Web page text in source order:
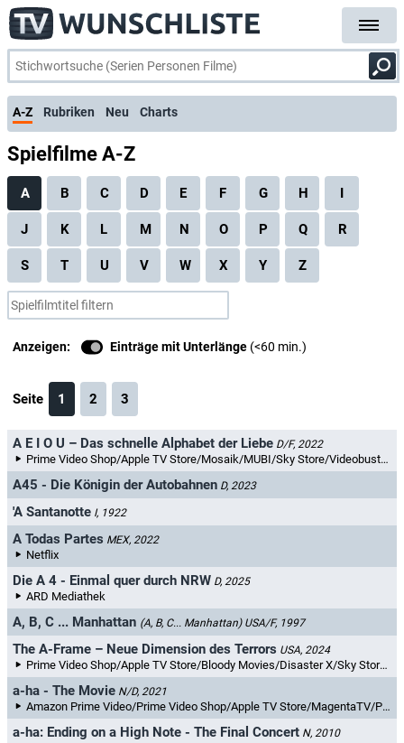
A-Z Rubriken Neu Charts
Spielfilme A-Z
A B C D E F G H I
J K L M N O P Q R
S T U V W X Y Z
Anzeigen: Einträge mit Unterlänge (<60 min.)
Seite 1 2 3
A E I O U – Das schnelle Alphabet der Liebe D/F, 2022
Prime Video Shop/Apple TV Store/Mosaik/MUBI/Sky Store/Videobuster.de/ARD Mediathek/MagentaTV/YouTube Filme & TV/maxdome/Videoload/filmfriend/Rakuten TV
A45 - Die Königin der Autobahnen D, 2023
'A Santanotte I, 1922
A Todas Partes MEX, 2022
Netflix
Die A 4 - Einmal quer durch NRW D, 2025
ARD Mediathek
A, B, C ... Manhattan (A, B, C... Manhattan) USA/F, 1997
The A-Frame – Neue Dimension des Terrors USA, 2024
Prime Video Shop/Apple TV Store/Bloody Movies/Disaster X/Sky Store/Videobuster.de/MagentaTV/Videoload
a-ha - The Movie N/D, 2021
Amazon Prime Video/Prime Video Shop/Apple TV Store/MagentaTV/Plex/YouTube Filme & TV/Videoload
a-ha: Ending on a High Note - The Final Concert N, 2010